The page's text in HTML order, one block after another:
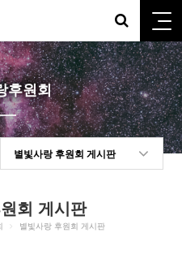
후원회
별빛사랑 후원회 게시판
회 게시판
별빛사랑 후원회 게시판